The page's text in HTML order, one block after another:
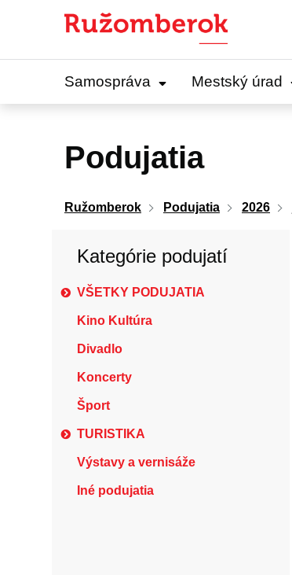
Samospráva Mestský úrad
Podujatia
Ružomberok Podujatia 2026
Kategórie podujatí
VŠETKY PODUJATIA
Kino Kultúra
Divadlo
Koncerty
Šport
TURISTIKA
Výstavy a vernisáže
Iné podujatia